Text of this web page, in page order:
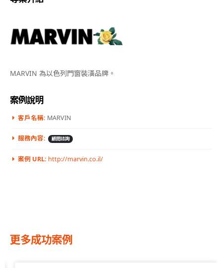
MARVIN 為以色列門窗裝潢品牌。
案例說明
客戶名稱: MARVIN
服務內容: 顧問諮詢
案例 URL: http://marvin.co.il/
更多成功案例